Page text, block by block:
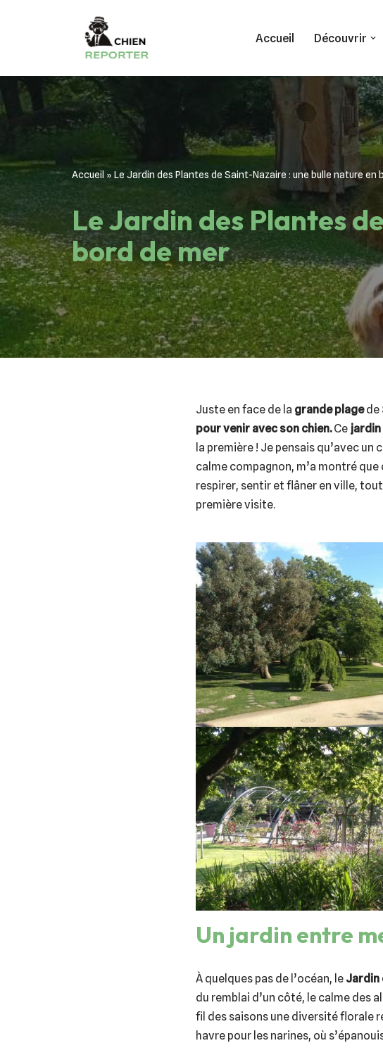
contenu
Accueil Découvrir
Accueil » Le Jardin des Plantes de Saint-Nazaire : une bulle nature en
Le Jardin des Plantes
bord de mer
Juste en face de la grande plagede
pour venir avec son chien.Ce
la première ! Je pensais qu’avec
calme compagnon, m’a montré que
respirer, sentir et flâner en ville,
première visite.
Un jardin entre
À quelques pas de l’océan, le Jardin
du remblai d’un côté, le calme des
fil des saisons une diversité florale
havre pour les narines, où